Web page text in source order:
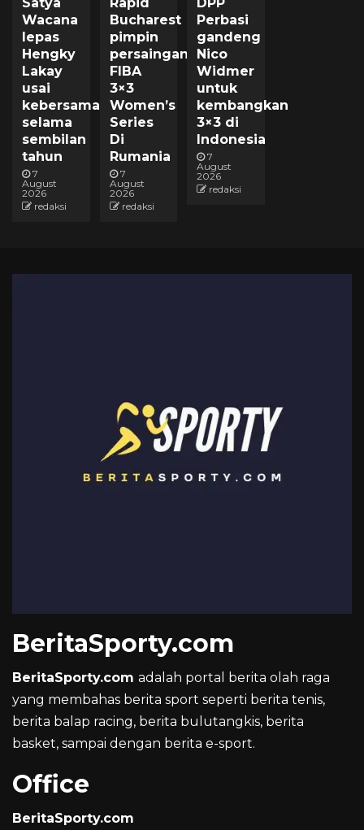
Wacana
lepas
Hengky
Lakay
usai
kebersamaan
selama
sembilan
tahun
7
August
2026
redaksi
Bucharest
pimpin
persaingan
FIBA
3×3
Women’s
Series
Di
Rumania
7
August
2026
redaksi
Perbasi
gandeng
Nico
Widmer
untuk
kembangkan
3×3 di
Indonesia
7
August
2026
redaksi
BeritaSporty.com
BeritaSporty.com adalah portal berita olah raga
yang membahas berita sport seperti berita tenis,
berita balap racing, berita bulutangkis, berita
basket, sampai dengan berita e-sport.
Office
BeritaSporty.com